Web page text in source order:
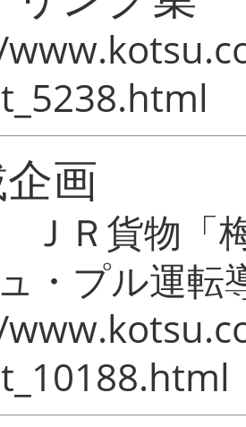
画
ＪＲ貨物「
・プル運転